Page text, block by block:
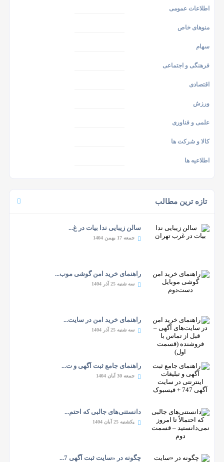
اطلاعات عمومی
منوهای خاص
سهام
فرهنگی و اجتماعی
اقتصادی
ورزش
علمی و فناوری
کالا و شرکت ها
اطلاعیه ها
تازه ترین مطالب
سالن زیبایی ندا بیات در غ...
جمعه 17 بهمن 1404
راهنمای خرید امن گوشی موب...
سه شنبه 25 آذر 1404
راهنمای خرید امن در سایت‌...
سه شنبه 25 آذر 1404
راهنمای جامع ثبت آگهی و ت...
جمعه 30 آبان 1404
دانستنی‌های جالبی که احتم...
یکشنبه 25 آبان 1404
چگونه در «سایت ثبت آگهی 7...